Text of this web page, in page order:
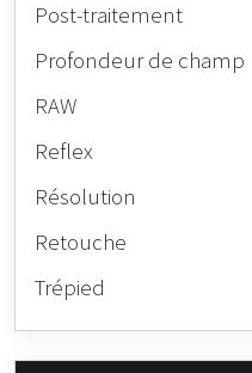
Post-traitement
Profondeur de champ
RAW
Reflex
Résolution
Retouche
Trépied